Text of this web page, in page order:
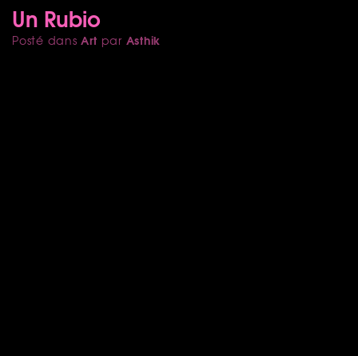
Un Rubio
Posté dansArt par Asthik